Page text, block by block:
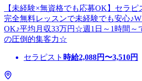
【未経験×無資格でも応募OK】セラ
完全無料レッスンで未経験でも安心
OK♪平均月収33万円☆週1日～1時間～
の圧倒的集客力☆
セラピスト 時給2,088円〜3,510円